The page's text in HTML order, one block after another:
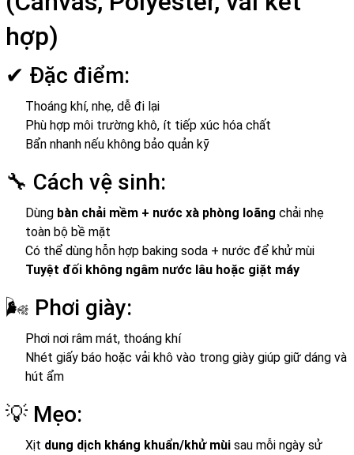
hợp)
✔ Đặc điểm:
Thoáng khí, nhẹ, dễ đi lại
Phù hợp môi trường khô, ít tiếp xúc hóa chất
Bẩn nhanh nếu không bảo quản kỹ
🔧 Cách vệ sinh:
Dùng bàn chải mềm + nước xà phòng loãng chải nhẹ
toàn bộ bề mặt
Có thể dùng hỗn hợp baking soda + nước để khử mùi
Tuyệt đối không ngâm nước lâu hoặc giặt máy
🌬 Phơi giày:
Phơi nơi râm mát, thoáng khí
Nhét giấy báo hoặc vải khô vào trong giày giúp giữ dáng và
hút ẩm
💡 Mẹo:
Xịt dung dịch kháng khuẩn/khử mùi sau mỗi ngày sử